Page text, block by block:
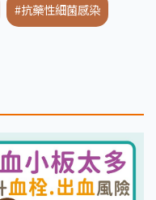
#抗藥性細菌感染